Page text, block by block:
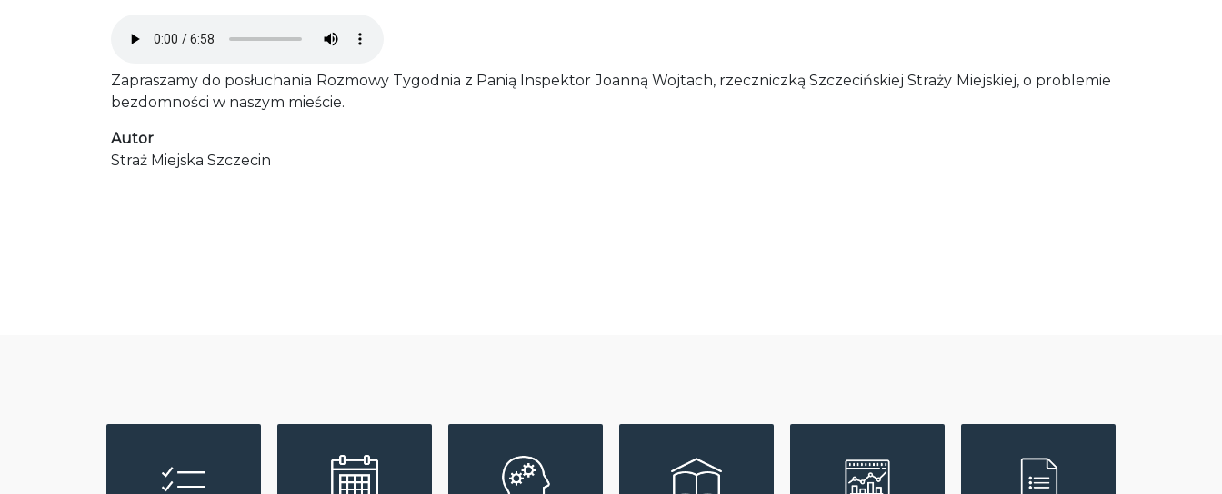
Zapraszamy do posłuchania Rozmowy Tygodnia z Panią Inspektor Joanną Wojtach, rzeczniczką Szczecińskiej Straży Miejskiej, o problemie
bezdomności w naszym mieście.
Autor
Straż Miejska Szczecin